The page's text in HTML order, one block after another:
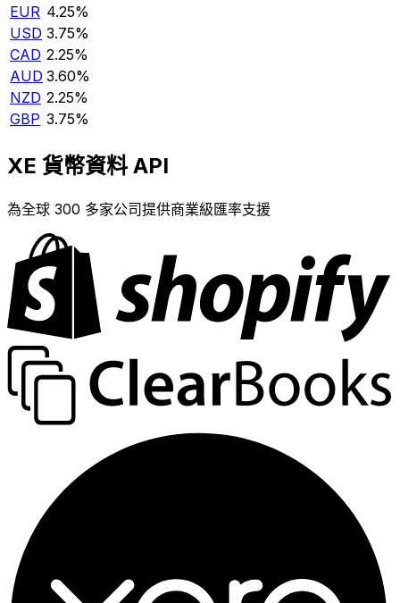
EUR 4.25%
USD 3.75%
CAD 2.25%
AUD 3.60%
NZD 2.25%
GBP 3.75%
XE 貨幣資料 API
為全球 300 多家公司提供商業級匯率支援